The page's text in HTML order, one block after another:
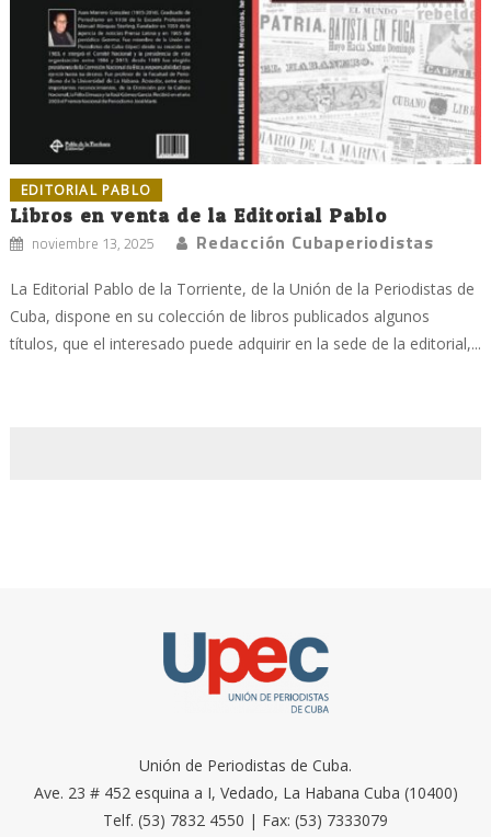
EDITORIAL PABLO
Libros en venta de la Editorial Pablo
noviembre 13, 2025 Redacción Cubaperiodistas
La Editorial Pablo de la Torriente, de la Unión de la Periodistas de
Cuba, dispone en su colección de libros publicados algunos
títulos, que el interesado puede adquirir en la sede de la editorial,...
Unión de Periodistas de Cuba.
Ave. 23 # 452 esquina a I, Vedado, La Habana Cuba (10400)
Telf. (53) 7832 4550 | Fax: (53) 7333079